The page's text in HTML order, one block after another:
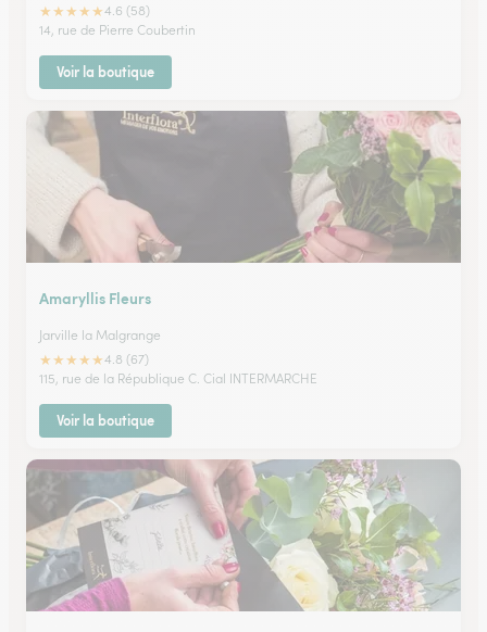
★★★★★4.6 (58)
14, rue de Pierre Coubertin
Voir la boutique
Amaryllis Fleurs
Jarville la Malgrange
★★★★★4.8 (67)
115, rue de la République C. Cial INTERMARCHE
Voir la boutique